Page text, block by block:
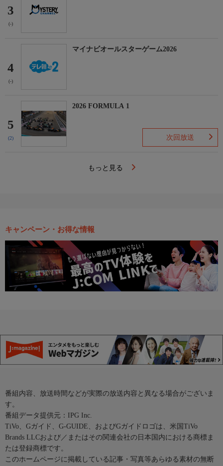
3
(-)
4
(-)
マイナビオールスターゲーム2026
5
(2)
2026 FORMULA 1
次回放送
もっと見る
キャンペーン・お得な情報
番組内容、放送時間などが実際の放送内容と異なる場合がございま
す。
番組データ提供元：IPG Inc.
TiVo、Gガイド、G-GUIDE、およびGガイドロゴは、米国TiVo
Brands LLCおよび／またはその関連会社の日本国内における商標ま
たは登録商標です。
このホームページに掲載している記事・写真等あらゆる素材の無断